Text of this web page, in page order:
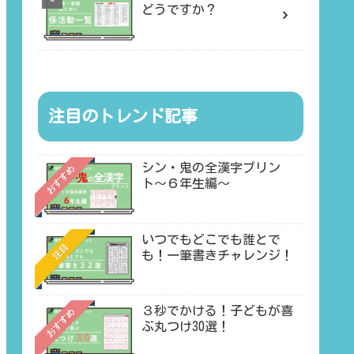
どうですか？
注目のトレンド記事
おすすめ
シン・鬼の全漢字プリン
ト〜６年生編〜
注目
いつでもどこでも誰とで
も！一筆書きチャレンジ！
おすすめ
３秒でかける！子どもが喜
ぶ丸つけ30選！